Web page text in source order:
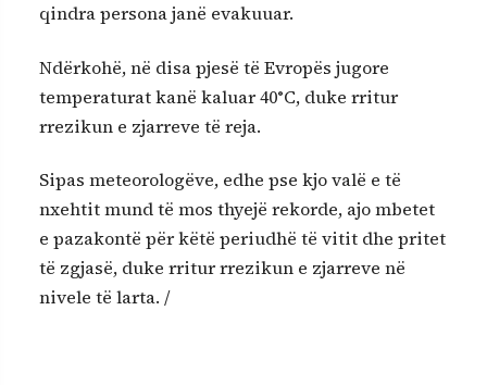
qindra persona janë evakuuar.
Ndërkohë, në disa pjesë të Evropës jugore
temperaturat kanë kaluar 40°C, duke rritur
rrezikun e zjarreve të reja.
Sipas meteorologëve, edhe pse kjo valë e të
nxehtit mund të mos thyejë rekorde, ajo mbetet
e pazakontë për këtë periudhë të vitit dhe pritet
të zgjasë, duke rritur rrezikun e zjarreve në
nivele të larta. /